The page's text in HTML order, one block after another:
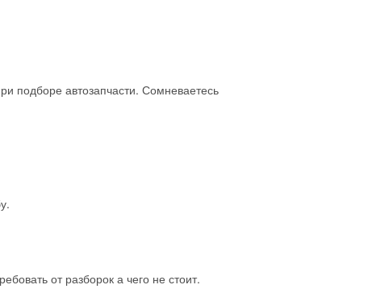
подборе автозапчасти. Сомневаетесь
от разборок а чего не стоит.